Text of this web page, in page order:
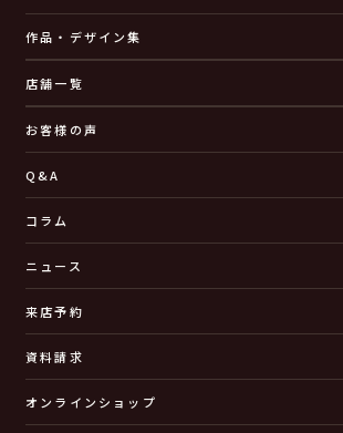
作品・デザイン集
店舗一覧
お客様の声
Q&A
コラム
ニュース
来店予約
資料請求
オンラインショップ